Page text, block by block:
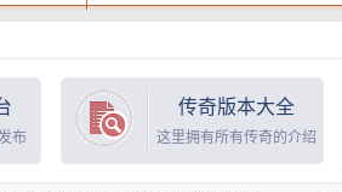
布
传奇版本大全
这里拥有所有传奇的介绍